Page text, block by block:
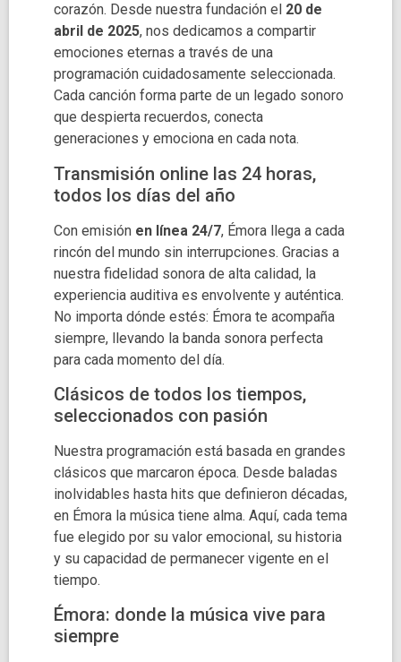
corazón. Desde nuestra fundación el 20 de
abril de 2025, nos dedicamos a compartir
emociones eternas a través de una
programación cuidadosamente seleccionada.
Cada canción forma parte de un legado sonoro
que despierta recuerdos, conecta
generaciones y emociona en cada nota.
Transmisión online las 24 horas,
todos los días del año
Con emisión en línea 24/7, Émora llega a cada
rincón del mundo sin interrupciones. Gracias a
nuestra fidelidad sonora de alta calidad, la
experiencia auditiva es envolvente y auténtica.
No importa dónde estés: Émora te acompaña
siempre, llevando la banda sonora perfecta
para cada momento del día.
Clásicos de todos los tiempos,
seleccionados con pasión
Nuestra programación está basada en grandes
clásicos que marcaron época. Desde baladas
inolvidables hasta hits que definieron décadas,
en Émora la música tiene alma. Aquí, cada tema
fue elegido por su valor emocional, su historia
y su capacidad de permanecer vigente en el
tiempo.
Émora: donde la música vive para
siempre